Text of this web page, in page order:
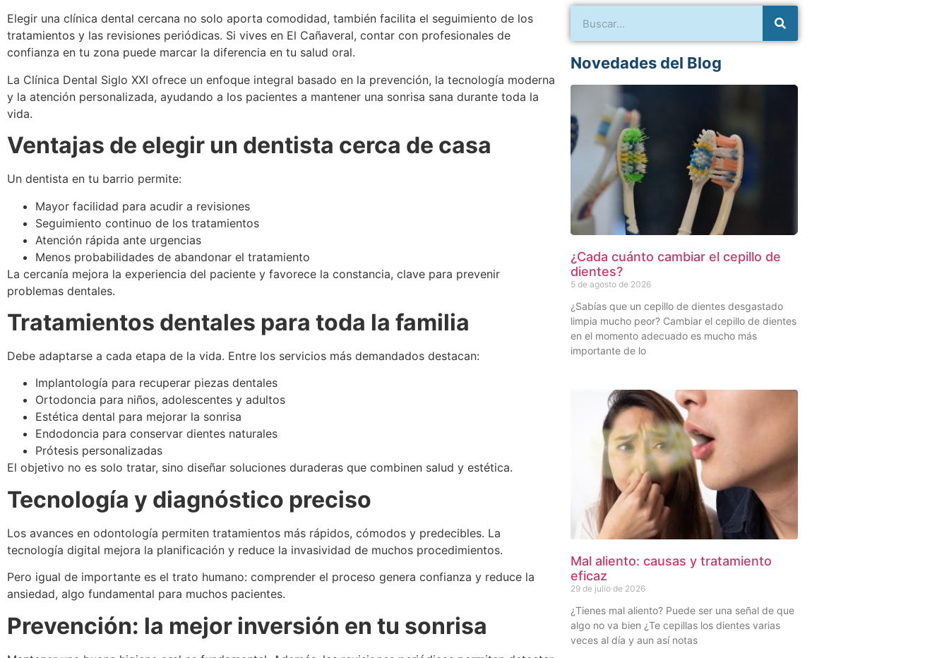
Elegir una clínica dental cercana no solo aporta comodidad, también facilita el seguimiento de los
tratamientos y las revisiones periódicas. Si vives en El Cañaveral, contar con profesionales de
confianza en tu zona puede marcar la diferencia en tu salud oral.
La Clínica Dental Siglo XXI ofrece un enfoque integral basado en la prevención, la tecnología moderna
y la atención personalizada, ayudando a los pacientes a mantener una sonrisa sana durante toda la
vida.
Ventajas de elegir un dentista cerca de casa
Un dentista en tu barrio permite:
Mayor facilidad para acudir a revisiones
Seguimiento continuo de los tratamientos
Atención rápida ante urgencias
Menos probabilidades de abandonar el tratamiento
La cercanía mejora la experiencia del paciente y favorece la constancia, clave para prevenir
problemas dentales.
Tratamientos dentales para toda la familia
Debe adaptarse a cada etapa de la vida. Entre los servicios más demandados destacan:
Implantología para recuperar piezas dentales
Ortodoncia para niños, adolescentes y adultos
Estética dental para mejorar la sonrisa
Endodoncia para conservar dientes naturales
Prótesis personalizadas
El objetivo no es solo tratar, sino diseñar soluciones duraderas que combinen salud y estética.
Tecnología y diagnóstico preciso
Los avances en odontología permiten tratamientos más rápidos, cómodos y predecibles. La
tecnología digital mejora la planificación y reduce la invasividad de muchos procedimientos.
Pero igual de importante es el trato humano: comprender el proceso genera confianza y reduce la
ansiedad, algo fundamental para muchos pacientes.
Prevención: la mejor inversión en tu sonrisa
Novedades del Blog
¿Cada cuánto cambiar el cepillo de
dientes?
5 de agosto de 2026
¿Sabías que un cepillo de dientes desgastado
limpia mucho peor? Cambiar el cepillo de dientes
en el momento adecuado es mucho más
importante de lo
Mal aliento: causas y tratamiento
eficaz
29 de julio de 2026
¿Tienes mal aliento? Puede ser una señal de que
algo no va bien ¿Te cepillas los dientes varias
veces al día y aun así notas